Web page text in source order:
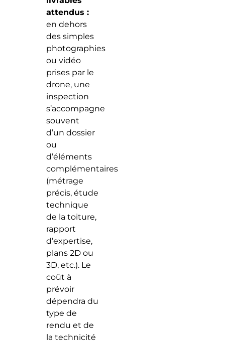
attendus :
en dehors
des simples
photographies
ou vidéo
prises par le
drone, une
inspection
s’accompagne
souvent
d’un dossier
ou
d’éléments
complémentaires
(métrage
précis, étude
technique
de la toiture,
rapport
d’expertise,
plans 2D ou
3D, etc.). Le
coût à
prévoir
dépendra du
type de
rendu et de
la technicité